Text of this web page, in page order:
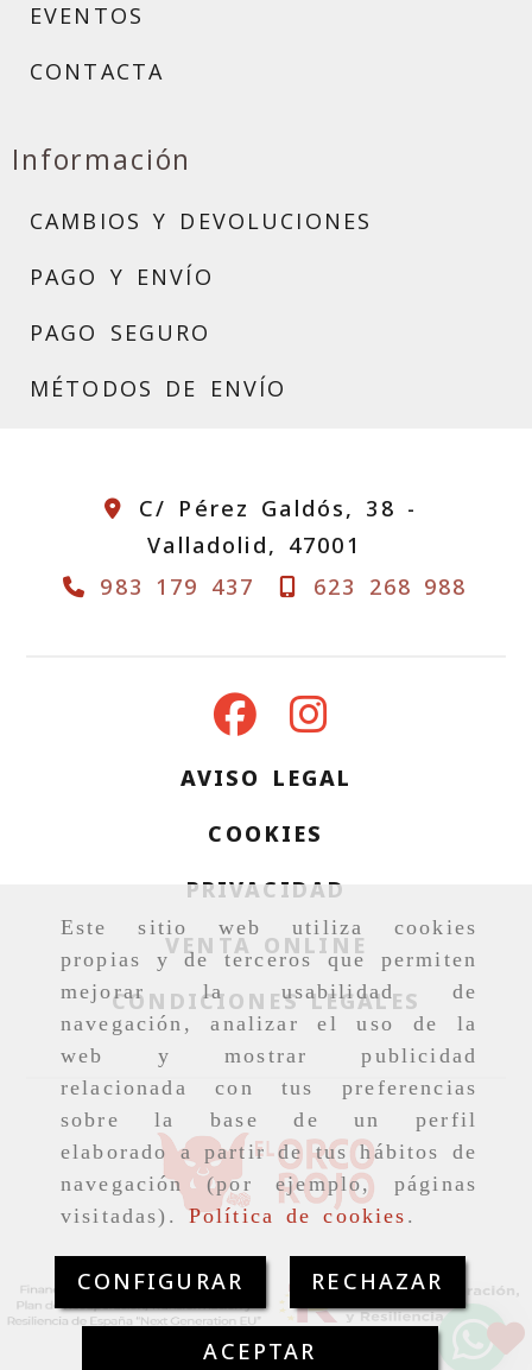
Este sitio web utiliza cookies
propias y de terceros que permiten
mejorar la usabilidad de
navegación, analizar el uso de la
web y mostrar publicidad
relacionada con tus preferencias
sobre la base de un perfil
elaborado a partir de tus hábitos de
navegación (por ejemplo, páginas
visitadas).Política de cookies .
CONFIGURAR RECHAZAR
ACEPTAR
EVENTOS
CONTACTA
Información
CAMBIOS Y DEVOLUCIONES
PAGO Y ENVÍO
PAGO SEGURO
MÉTODOS DE ENVÍO
C/ Pérez Galdós, 38 -
Valladolid, 47001
983 179 437
623 268 988
AVISO LEGAL
COOKIES
PRIVACIDAD
VENTA ONLINE
CONDICIONES LEGALES